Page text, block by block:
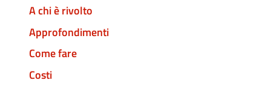
A chi è rivolto
Approfondimenti
Come fare
Costi